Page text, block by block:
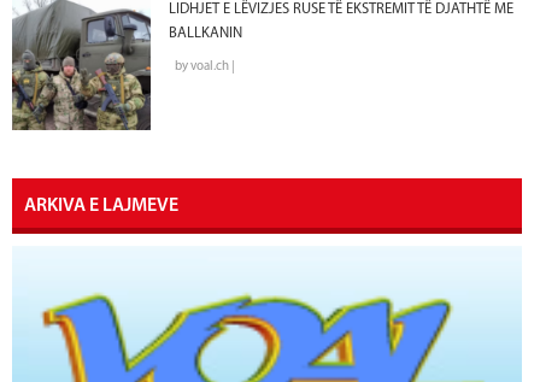
LIDHJET E LËVIZJES RUSE TË EKSTREMIT TË DJATHTË ME
BALLKANIN
by voal.ch |
ARKIVA E LAJMEVE